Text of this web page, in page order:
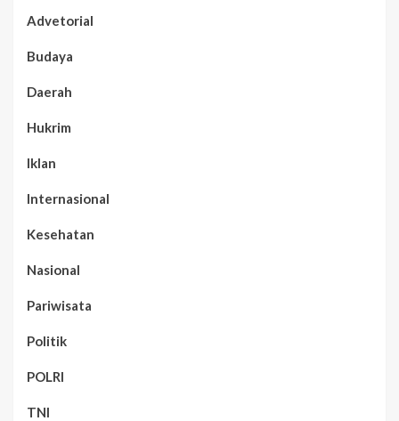
Advetorial
Budaya
Daerah
Hukrim
Iklan
Internasional
Kesehatan
Nasional
Pariwisata
Politik
POLRI
TNI